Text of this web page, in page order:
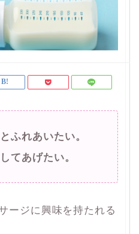
ふれあいたい。
てあげたい。
ージに興味を持たれる